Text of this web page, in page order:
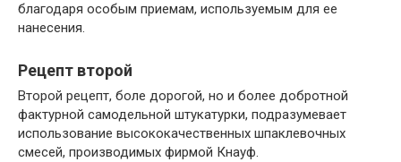
благодаря особым приемам, используемым для ее
нанесения.
Рецепт второй
Второй рецепт, боле дорогой, но и более добротной
фактурной самодельной штукатурки, подразумевает
использование высококачественных шпаклевочных
смесей, производимых фирмой Кнауф.